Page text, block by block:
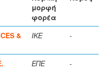
μορφή
φορέα
&
ΙΚΕ -
ΕΠΕ -